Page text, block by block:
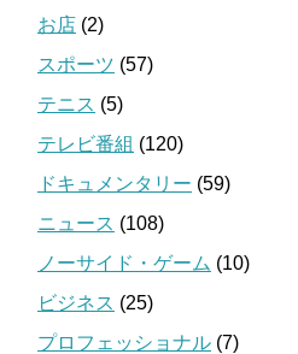
お店 (2)
スポーツ (57)
テニス (5)
テレビ番組 (120)
ドキュメンタリー (59)
ニュース (108)
ノーサイド・ゲーム (10)
ビジネス (25)
プロフェッショナル (7)